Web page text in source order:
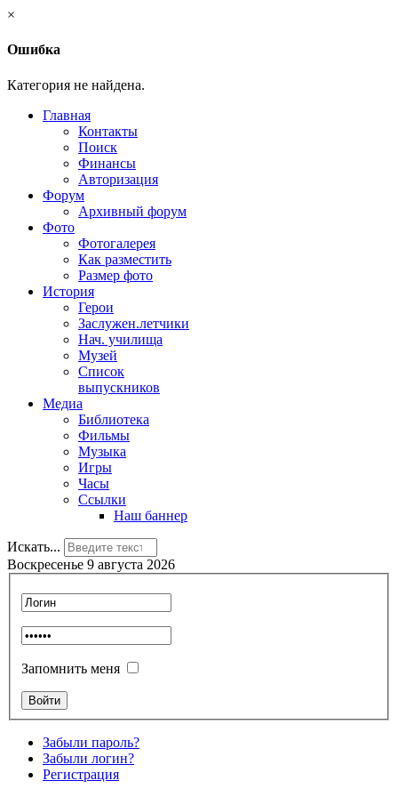
×
Ошибка
Категория не найдена.
Главная
Контакты
Поиск
Финансы
Авторизация
Форум
Архивный форум
Фото
Фотогалерея
Как разместить
Размер фото
История
Герои
Заслужен.летчики
Нач. училища
Музей
Список
выпускников
Медиа
Библиотека
Фильмы
Музыка
Игры
Часы
Ссылки
Наш баннер
Искать...
Воскресенье 9 августа 2026
Запомнить меня
Забыли пароль?
Забыли логин?
Регистрация